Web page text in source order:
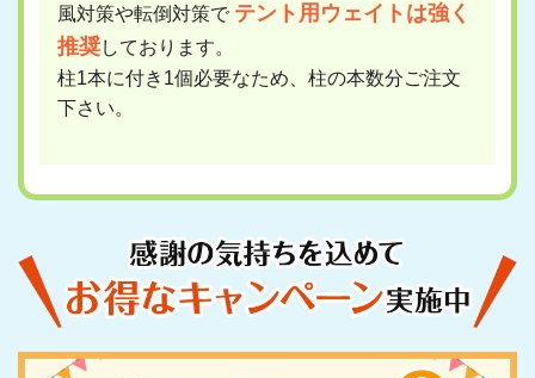
風対策や転倒対策で テント用ウェイトは強く
推奨しております。
柱1本に付き1個必要なため、柱の本数分ご注文
下さい。